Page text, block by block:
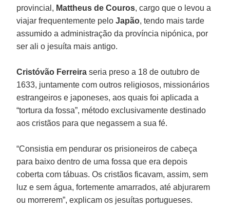
provincial, Mattheus de Couros, cargo que o levou a
viajar frequentemente peloJapão, tendo mais tarde
assumido a administração da província nipónica, por
ser ali o jesuíta mais antigo.
Cristóvão Ferreira seria preso a 18 de outubro de
1633, juntamente com outros religiosos, missionários
estrangeiros e japoneses, aos quais foi aplicada a
“tortura da fossa”, método exclusivamente destinado
aos cristãos para que negassem a sua fé.
“Consistia em pendurar os prisioneiros de cabeça
para baixo dentro de uma fossa que era depois
coberta com tábuas. Os cristãos ficavam, assim, sem
luz e sem água, fortemente amarrados, até abjurarem
ou morrerem”, explicam os jesuítas portugueses.